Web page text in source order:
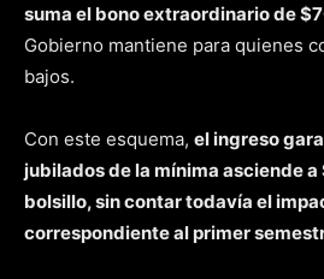
suma el bono extraordinario de
Gobierno mantiene para quienes
bajos.
Con este esquema, el ingreso
jubilados de la mínima asciende
bolsillo, sin contar todavía el
correspondiente al primer